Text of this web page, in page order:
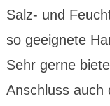
Salz- und
so geeignete
Sehr gerne
Anschluss